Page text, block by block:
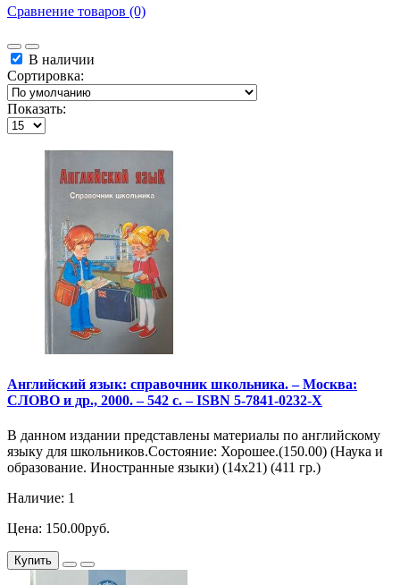
Сравнение товаров (0)
В наличии
Сортировка:
Показать:
Английский язык: справочник школьника. – Москва:
СЛОВО и др., 2000. – 542 с. – ISBN 5-7841-0232-X
В данном издании представлены материалы по английскому
языку для школьников.Состояние: Хорошее.(150.00) (Наука и
образование. Иностранные языки) (14х21) (411 гр.)
Наличие: 1
Цена: 150.00руб.
Купить